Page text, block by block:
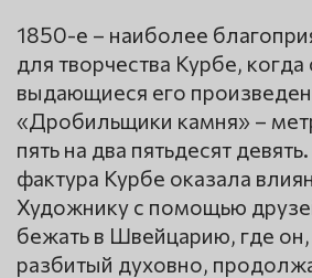
1850-е – наиболее
для творчества Курбе,
выдающиеся его
«Дробильщики камня» –
пять на два пятьдесят
фактура Курбе оказала
Художнику с помощью
бежать в Швейцарию, где
разбитый духовно,